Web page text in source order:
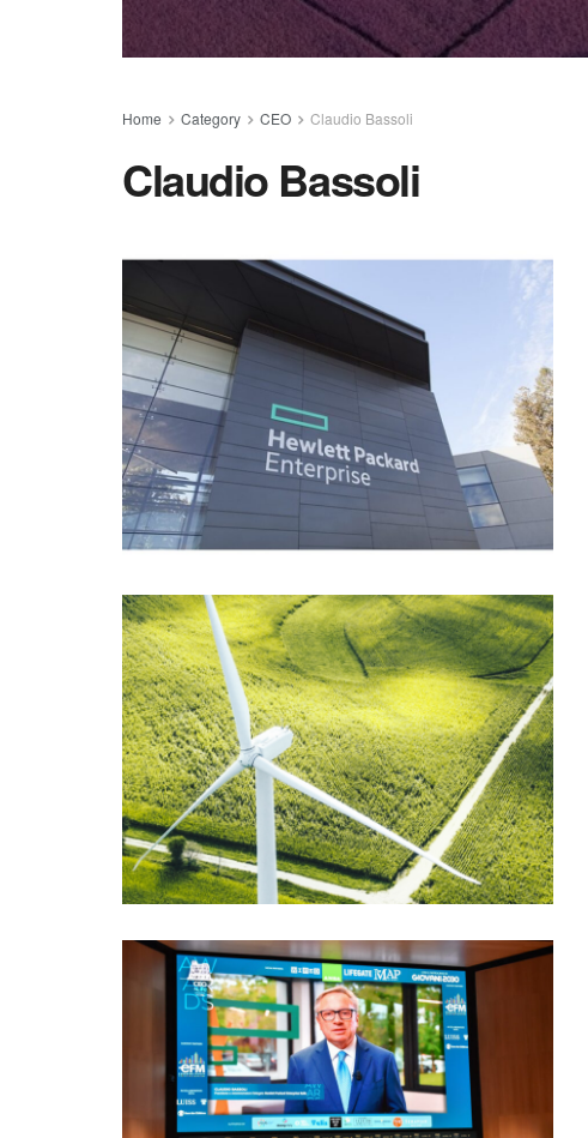
Home Category CEO Claudio Bassoli
Claudio Bassoli